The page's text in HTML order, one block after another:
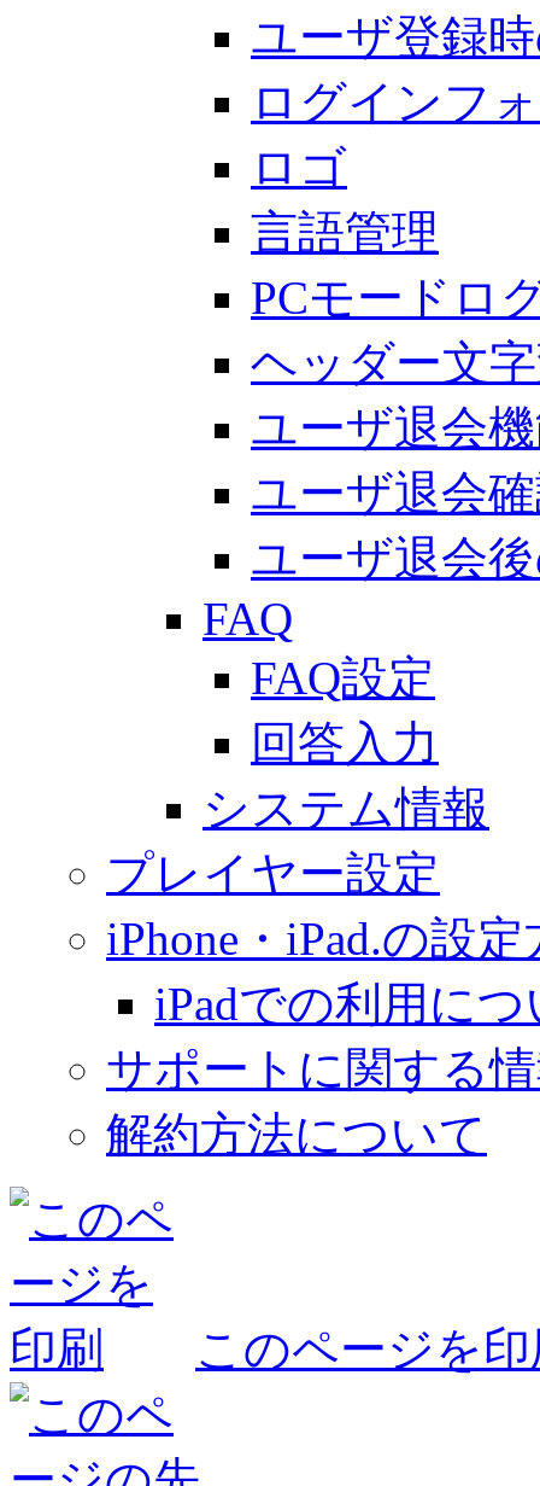
ユーザ登録
ログインフ
ロゴ
言語管理
PCモードロ
ヘッダー文
ユーザ退会
ユーザ退会
ユーザ退会
FAQ
FAQ設定
回答入力
システム情報
プレイヤー設定
iPhone・iPad.の設
iPadでの利用に
サポートに関する
解約方法について
このページを